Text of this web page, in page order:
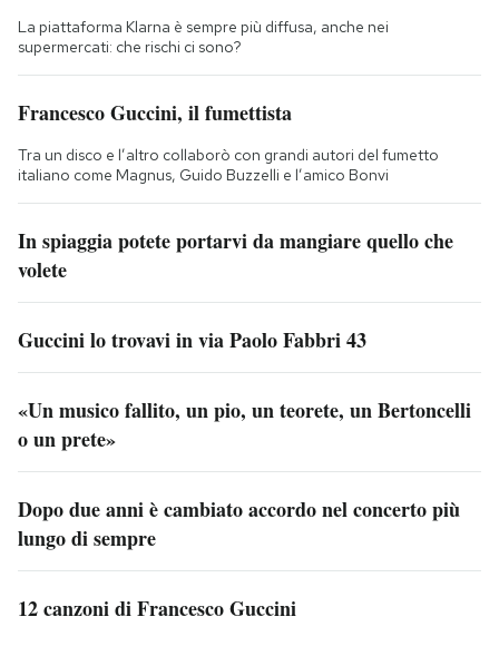
La piattaforma Klarna è sempre più diffusa, anche nei
supermercati: che rischi ci sono?
Francesco Guccini, il fumettista
Tra un disco e l’altro collaborò con grandi autori del fumetto
italiano come Magnus, Guido Buzzelli e l’amico Bonvi
In spiaggia potete portarvi da mangiare quello che
volete
Guccini lo trovavi in via Paolo Fabbri 43
«Un musico fallito, un pio, un teorete, un Bertoncelli
o un prete»
Dopo due anni è cambiato accordo nel concerto più
lungo di sempre
12 canzoni di Francesco Guccini